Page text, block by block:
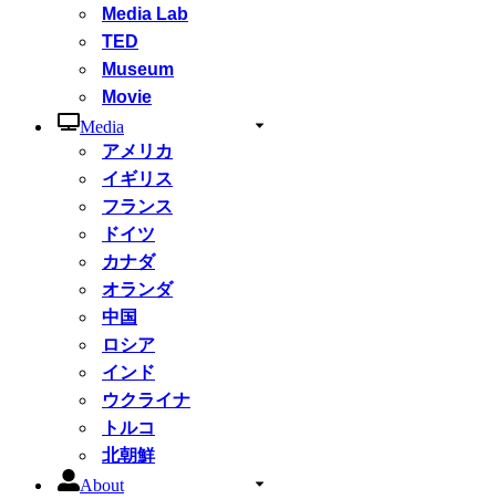
Media Lab
TED
Museum
Movie
Media
アメリカ
イギリス
フランス
ドイツ
カナダ
オランダ
中国
ロシア
インド
ウクライナ
トルコ
北朝鮮
About